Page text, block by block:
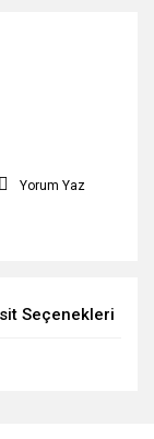
Yorum Yaz
Seçenekleri